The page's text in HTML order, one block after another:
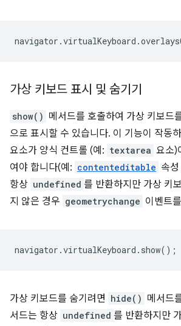
navigator .virtualKeyboard .
가상 키보드 표시 및 숨기기
show() 메서드를 호출하여 가상 키보드
으로 표시할 수 있습니다. 이 기능이 작동
요소가 양식 컨트롤 (예: textarea 요소)
여야 합니다(예: contenteditable 속
항상 undefined 를 반환하지만 가상 키
지 않은 경우 geometrychange 이벤트
navigator .virtualKeyboard . show();
가상 키보드를 숨기려면 hide() 메서드
서드는 항상 undefined 를 반환하지만